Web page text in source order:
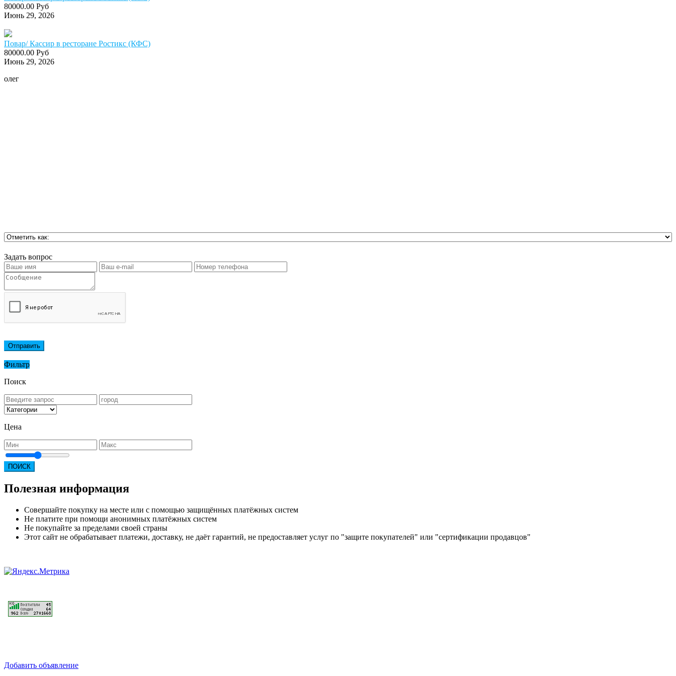
80000.00 Руб
Июнь 29, 2026
Повар/ Кассир в ресторане Ростикс (КФС)
80000.00 Руб
Июнь 29, 2026
олег
Задать вопрос
Отправить
Фильтр
Поиск
Цена
ПОИСК
Полезная информация
Совершайте покупку на месте или с помощью защищённых платёжных систем
Не платите при помощи анонимных платёжных систем
Не покупайте за пределами своей страны
Этот сайт не обрабатывает платежи, доставку, не даёт гарантий, не предоставляет услуг по "защите покупателей" или "сертификации продавцов"
Добавить объявление